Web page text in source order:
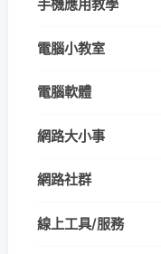
手機應用教學
電腦小教室
電腦軟體
網路大小事
網路社群
線上工具/服務